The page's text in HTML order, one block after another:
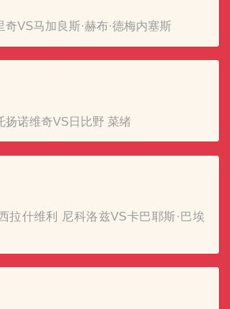
VS马加良斯·赫布·德梅内塞斯
扬诺维奇VS日比野 菜绪
拉什维利 尼科洛兹VS卡巴耶斯·巴埃